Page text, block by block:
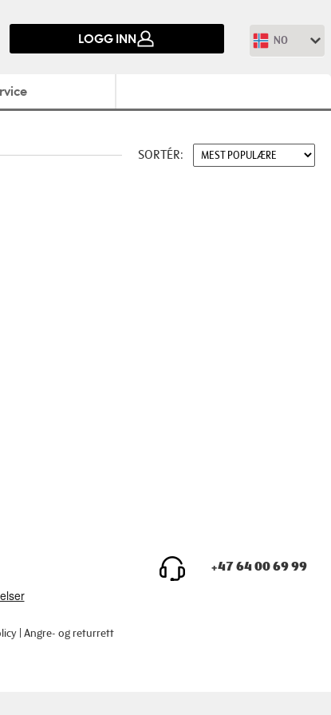
LOGG INN NO
SORTÉR:
+47 64 00 69 99
Angre- og returrett